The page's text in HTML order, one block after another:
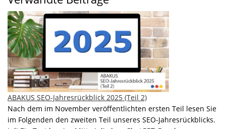
ABAKUS SEO-Jahresrückblick 2025 (Teil 2)
Nach dem im November veröffentlichten ersten Teil lesen Sie
im Folgenden den zweiten Teil unseres SEO-Jahresrückblicks.